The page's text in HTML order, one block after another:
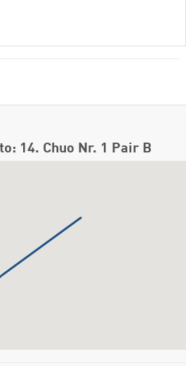
14. Chuo Nr. 1 Pair B